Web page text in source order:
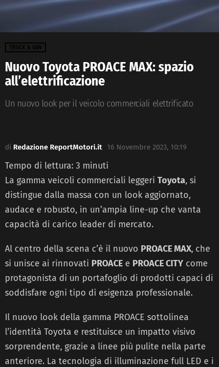
TRUCK & VAN
Nuovo Toyota PROACE MAX: spazio
all’elettrificazione
Un nuovo look per il veicolo commerciali elettrificato
di Redazione ReportMotori.it 16 Novembre 2023, 10:19
Tempo di lettura: 3 minuti
La gamma veicoli commerciali leggeri Toyota, si
distingue dalla massa con un look aggiornato,
audace e robusto, in un’ampia line-up che vanta
capacità di carico leader di mercato.
Al centro della scena c’è il nuovo PROACE MAX, che
si unisce ai rinnovati PROACE e PROACE CITY come
protagonista di un portafoglio di prodotti capaci di
soddisfare ogni tipo di esigenza professionale.
Il nuovo look della gamma PROACE sottolinea
l’identità Toyota e restituisce un impatto visivo
sorprendente, grazie a linee più pulite nella parte
anteriore. La tecnologia di illuminazione full LED e i